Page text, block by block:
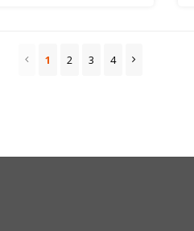
1 2 3 4